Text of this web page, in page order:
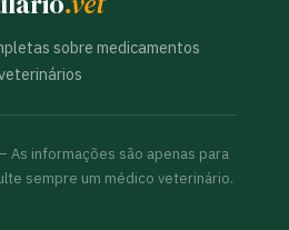
sobre medicamentos
As informações são apenas para
sempre um médico veterinário.